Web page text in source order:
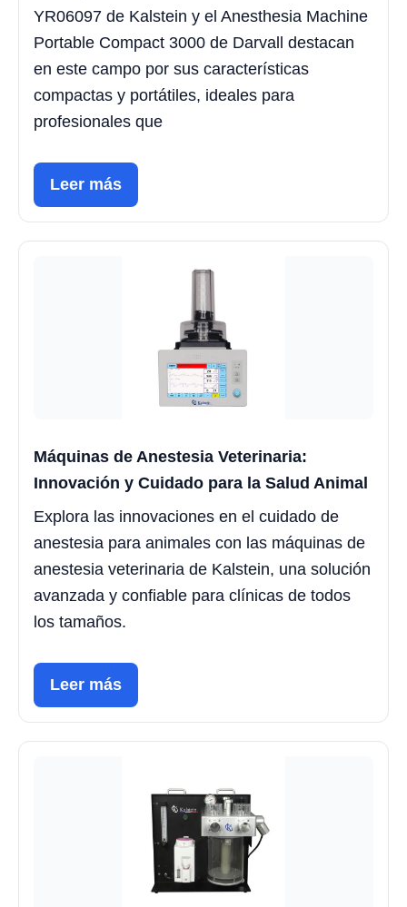
YR06097 de Kalstein y el Anesthesia Machine
Portable Compact 3000 de Darvall destacan
en este campo por sus características
compactas y portátiles, ideales para
profesionales que
Leer más
Máquinas de Anestesia Veterinaria:
Innovación y Cuidado para la Salud Animal
Explora las innovaciones en el cuidado de
anestesia para animales con las máquinas de
anestesia veterinaria de Kalstein, una solución
avanzada y confiable para clínicas de todos
los tamaños.
Leer más